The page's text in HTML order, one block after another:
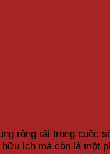
rộng rãi trong
ích mà còn là một